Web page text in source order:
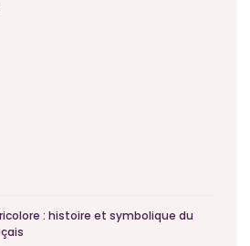
: histoire et symbolique du